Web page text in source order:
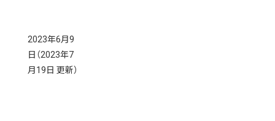
2023年6月9
日 （2023年7
月19日 更新）